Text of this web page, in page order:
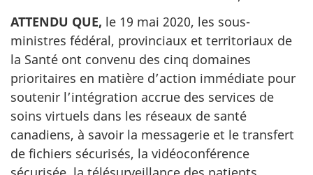
ATTENDU QUE, le 19 mai 2020, les sous-
ministres fédéral, provinciaux et territoriaux de
la Santé ont convenu des cinq domaines
prioritaires en matière d’action immédiate pour
soutenir l’intégration accrue des services de
soins virtuels dans les réseaux de santé
canadiens, à savoir la messagerie et le transfert
de fichiers sécurisés, la vidéoconférence